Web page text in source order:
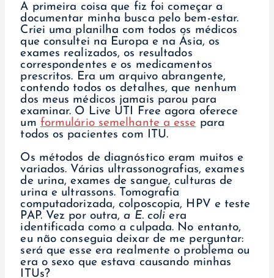
A primeira coisa que fiz foi começar a
documentar minha busca pelo bem-estar.
Criei uma planilha com todos os médicos
que consultei na Europa e na Ásia, os
exames realizados, os resultados
correspondentes e os medicamentos
prescritos. Era um arquivo abrangente,
contendo todos os detalhes, que nenhum
dos meus médicos jamais parou para
examinar. O Live UTI Free agora oferece
um formulário semelhante a esse para
todos os pacientes com ITU.
Os métodos de diagnóstico eram muitos e
variados. Várias ultrassonografias, exames
de urina, exames de sangue, culturas de
urina e ultrassons. Tomografia
computadorizada, colposcopia, HPV e teste
PAP. Vez por outra,a E. coli era
identificada como a culpada. No entanto,
eu não conseguia deixar de me perguntar:
será que esse era realmente o problema ou
era o sexo que estava causando minhas
ITUs?